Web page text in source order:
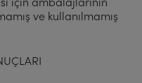
ve kullanılmamış